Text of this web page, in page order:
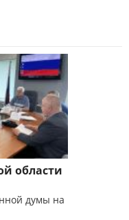
области
думы на